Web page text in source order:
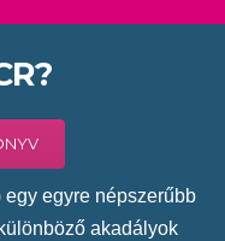
egyre népszerűbb
akadályok